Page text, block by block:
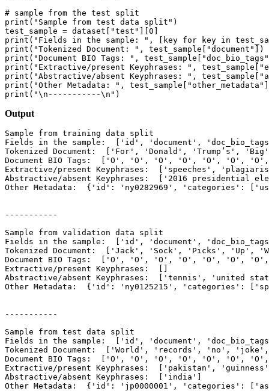
# sample from the test split
print ( "Sample from test data split" )
test_sample = dataset[
"test" 0
print ( "Fields in the sample: " , [key for key in
print ( "Tokenized Document: " , test_sample[ "document"
print ( "Document BIO Tags: " , test_sample[
"doc_bio_tags"
print ( "Extractive/present Keyphrases: " , test_sample[
print ( "Abstractive/absent Keyphrases: " , test_sample[
print ( "Other Metadata: " , test_sample[
"other_metadata"
print ( "\n-----------\n"
Output
Sample from training data split
Fields in the sample:  [ 'id' , 'document' ,
Tokenized Document:  [
'For' , 'Donald' , 'Trump’s' ,
'Big'
Document BIO Tags:  [
'O' , 'O' , 'O' , 'O' , 'O' , 'O' , 'O'
Extractive/present Keyphrases:  [
'speeches' ,
Abstractive/absent Keyphrases:  [
'2016 presidential
Other Metadata:  { 'id' : 'ny0282969' , 'categories' : [
-----------
Sample from validation data split
Fields in the sample:  [ 'id' , 'document' ,
Tokenized Document:  [
'Jack' , 'Sock' , 'Picks' , 'Up' ,
Document BIO Tags:  [
'O' , 'O' , 'O' , 'O' , 'O' , 'O' , 'O'
Extractive/present Keyphrases:  []
Abstractive/absent Keyphrases:  [
'tennis' ,
'united
Other Metadata:  { 'id' : 'ny0125215' , 'categories' : [
-----------
Sample from test data split
Fields in the sample:  [ 'id' , 'document' ,
Tokenized Document:  [
'World' , 'records' , 'no' , 'joke'
Document BIO Tags:  [
'O' , 'O' , 'O' , 'O' , 'O' , 'O' , 'O'
Extractive/present Keyphrases:  [
'pakistan' ,
'guinness'
Abstractive/absent Keyphrases:  [
'india'
Other Metadata:  { 'id' : 'jp0000001' , 'categories' : [